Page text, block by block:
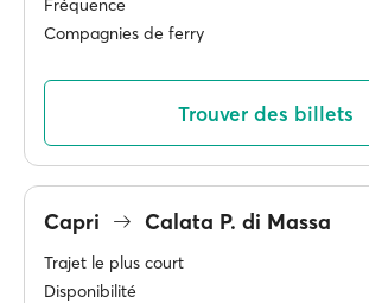
Fréquence
Compagnies de ferry
Trouver des billets
Capri Calata P. di Massa
Trajet le plus court
Disponibilité